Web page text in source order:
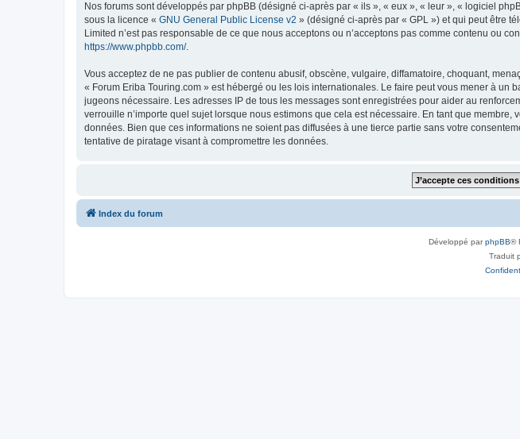
Nos forums sont développés par phpBB (désigné ci-après par « ils », « eux », « leur », « logiciel
sous la licence « GNU General Public License v2 » (désigné ci-après par « GPL ») et qui peut être
Limited n’est pas responsable de ce que nous acceptons ou n’acceptons pas comme contenu ou
https://www.phpbb.com/.
Vous acceptez de ne pas publier de contenu abusif, obscène, vulgaire, diffamatoire, choquant,
« Forum Eriba Touring.com » est hébergé ou les lois internationales. Le faire peut vous mener à un
jugeons nécessaire. Les adresses IP de tous les messages sont enregistrées pour aider au
verrouille n’importe quel sujet lorsque nous estimons que cela est nécessaire. En tant que
données. Bien que ces informations ne soient pas diffusées à une tierce partie sans votre
tentative de piratage visant à compromettre les données.
Index du forum
Développé parphpBB®
Traduit